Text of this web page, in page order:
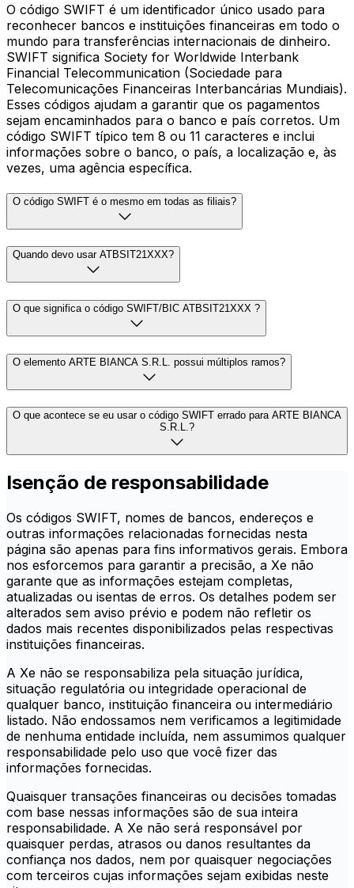
O código SWIFT é um identificador único usado para
reconhecer bancos e instituições financeiras em todo o
mundo para transferências internacionais de dinheiro.
SWIFT significa Society for Worldwide Interbank
Financial Telecommunication (Sociedade para
Telecomunicações Financeiras Interbancárias Mundiais).
Esses códigos ajudam a garantir que os pagamentos
sejam encaminhados para o banco e país corretos. Um
código SWIFT típico tem 8 ou 11 caracteres e inclui
informações sobre o banco, o país, a localização e, às
vezes, uma agência específica.
O código SWIFT é o mesmo em todas as filiais?
Quando devo usar ATBSIT21XXX?
O que significa o código SWIFT/BIC ATBSIT21XXX ?
O elemento ARTE BIANCA S.R.L. possui múltiplos ramos?
O que acontece se eu usar o código SWIFT errado para ARTE BIANCA
S.R.L.?
Isenção de responsabilidade
Os códigos SWIFT, nomes de bancos, endereços e
outras informações relacionadas fornecidas nesta
página são apenas para fins informativos gerais. Embora
nos esforcemos para garantir a precisão, a Xe não
garante que as informações estejam completas,
atualizadas ou isentas de erros. Os detalhes podem ser
alterados sem aviso prévio e podem não refletir os
dados mais recentes disponibilizados pelas respectivas
instituições financeiras.
A Xe não se responsabiliza pela situação jurídica,
situação regulatória ou integridade operacional de
qualquer banco, instituição financeira ou intermediário
listado. Não endossamos nem verificamos a legitimidade
de nenhuma entidade incluída, nem assumimos qualquer
responsabilidade pelo uso que você fizer das
informações fornecidas.
Quaisquer transações financeiras ou decisões tomadas
com base nessas informações são de sua inteira
responsabilidade. A Xe não será responsável por
quaisquer perdas, atrasos ou danos resultantes da
confiança nos dados, nem por quaisquer negociações
com terceiros cujas informações sejam exibidas neste